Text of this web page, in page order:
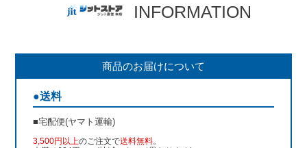
INFORMATION
商品のお届けについて
●送料
■宅配便(ヤマト運輸)
3,500円以上のご注文で送料無料。